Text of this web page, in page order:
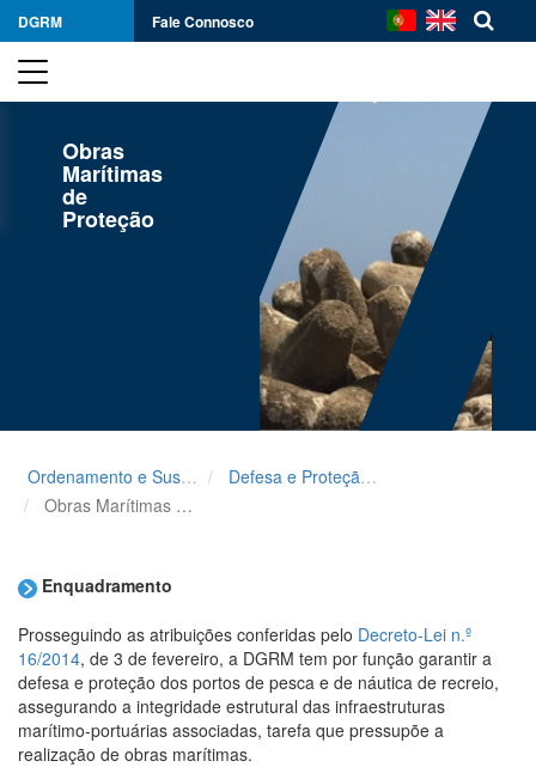
DGRM Fale Connosco
Obras
Marítimas
de
Proteção
Ordenamento e Sustentabilidade
Defesa e Proteção de Portos de Pesca
Obras Marítimas de Proteção
Enquadramento
Prosseguindo as atribuições conferidas pelo Decreto-Lei n.º
16/2014, de 3 de fevereiro, a DGRM tem por função garantir a
defesa e proteção dos portos de pesca e de náutica de recreio,
assegurando a integridade estrutural das infraestruturas
marítimo-portuárias associadas, tarefa que pressupõe a
realização de obras marítimas.